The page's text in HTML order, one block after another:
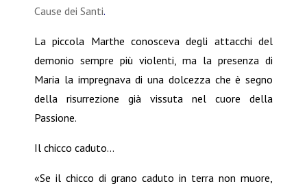
Cause dei Santi.
La piccola Marthe conosceva degli attacchi del
demonio sempre più violenti, ma la presenza di
Maria la impregnava di una dolcezza che è segno
della risurrezione già vissuta nel cuore della
Passione.
Il chicco caduto...
«Se il chicco di grano caduto in terra non muore,